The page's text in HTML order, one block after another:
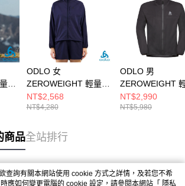
綠
ODLO 女
ZEROWEIGHT 輕量
跑步 防潑水 防風外套
日蝕藍
NT$2,568
NT$4,280
ODLO 男
ZEROWEIGHT
防水外套 黑/黑
NT$2,990
NT$5,980
商品全站排行
查詢有關本網站使用 cookie 方式之詳情，及若您不希
應如何變更電腦的 cookie 設定，請參閱本網站「 隱私